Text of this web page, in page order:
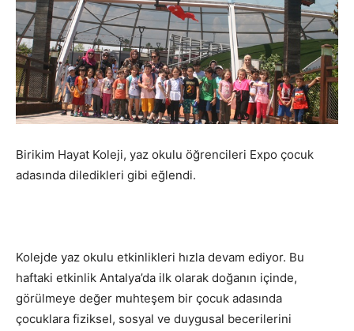
Birikim Hayat Koleji, yaz okulu öğrencileri Expo çocuk
adasında diledikleri gibi eğlendi.
Kolejde yaz okulu etkinlikleri hızla devam ediyor. Bu
haftaki etkinlik Antalya’da ilk olarak doğanın içinde,
görülmeye değer muhteşem bir çocuk adasında
çocuklara fiziksel, sosyal ve duygusal becerilerini